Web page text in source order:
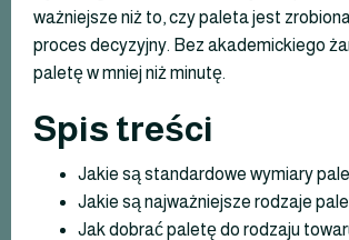
ważniejsze niż to, czy paleta jest
proces decyzyjny. Bez akademickiego
paletę w mniej niż minutę.
Spis treści
Jakie są standardowe wymiary
Jakie są najważniejsze rodzaje
Jak dobrać paletę do rodzaju